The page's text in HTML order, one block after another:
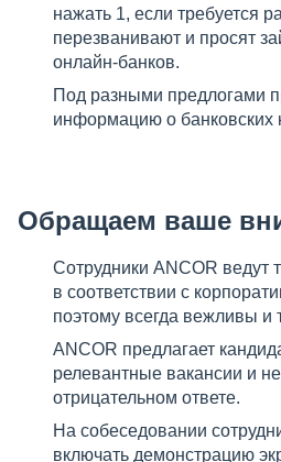
нажать 1, если требуется
перезванивают и просят
онлайн-банков.
Под разными предлогами
информацию о банковских
Обращаем ваше
Сотрудники ANCOR ведут
в соответствии с
поэтому всегда вежливы и
ANCOR предлагает
релевантные вакансии и
отрицательном ответе.
На собеседовании
включать демонстрацию